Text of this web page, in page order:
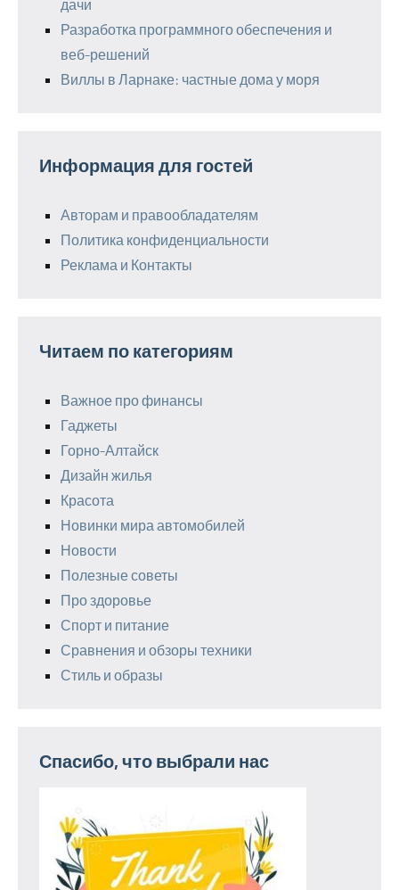
дачи
Разработка программного обеспечения и
веб-решений
Виллы в Ларнаке: частные дома у моря
Информация для гостей
Авторам и правообладателям
Политика конфиденциальности
Реклама и Контакты
Читаем по категориям
Важное про финансы
Гаджеты
Горно-Алтайск
Дизайн жилья
Красота
Новинки мира автомобилей
Новости
Полезные советы
Про здоровье
Спорт и питание
Сравнения и обзоры техники
Стиль и образы
Спасибо, что выбрали нас